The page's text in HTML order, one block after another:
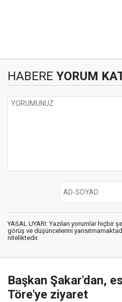
HABERE YORUM
YASAL UYARI: Yazılan yorumlar hiçbir
görüş ve düşüncelerini
niteliktedir.
Başkan Şakar'dan,
Töre'ye ziyaret